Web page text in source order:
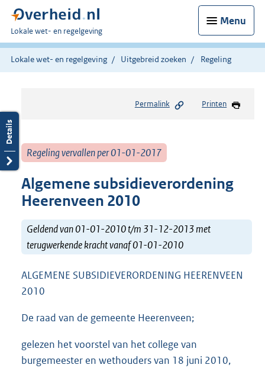
Menu
U
bent
hier:
Lokale wet- en regelgeving
Lokale wet- en regelgeving Uitgebreid zoeken Regeling
Permalink Printen
Regeling vervallen per 01-01-2017
Algemene subsidieverordening
Heerenveen 2010
Geldend van 01-01-2010 t/m 31-12-2013 met
terugwerkende kracht vanaf 01-01-2010
ALGEMENE SUBSIDIEVERORDENING HEERENVEEN
2010
De raad van de gemeente Heerenveen;
gelezen het voorstel van het college van
burgemeester en wethouders van 18 juni 2010,